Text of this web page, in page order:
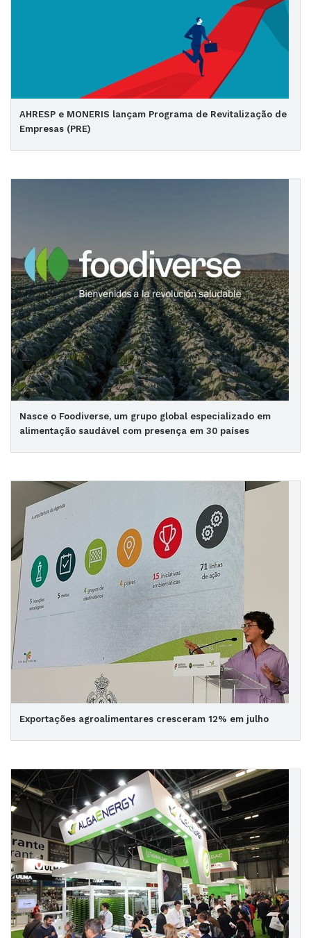
AHRESP e MONERIS lançam Programa de Revitalização de
Empresas (PRE)
Nasce o Foodiverse, um grupo global especializado em
alimentação saudável com presença em 30 países
Exportações agroalimentares cresceram 12% em julho